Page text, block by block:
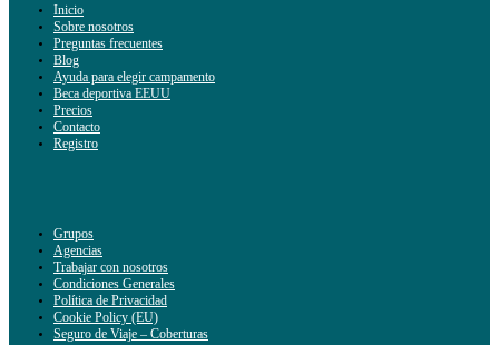
Inicio
Sobre nosotros
Preguntas frecuentes
Blog
Ayuda para elegir campamento
Beca deportiva EEUU
Precios
Contacto
Registro
Grupos
Agencias
Trabajar con nosotros
Condiciones Generales
Política de Privacidad
Cookie Policy (EU)
Seguro de Viaje – Coberturas